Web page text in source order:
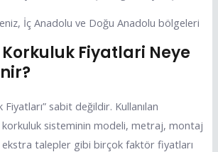
İç Anadolu ve Doğu Anadolu bölgeleri
Fiyatlari Neye
sabit değildir. Kullanılan
sisteminin modeli, metraj, montaj
ekstra talepler gibi birçok faktör fiyatları